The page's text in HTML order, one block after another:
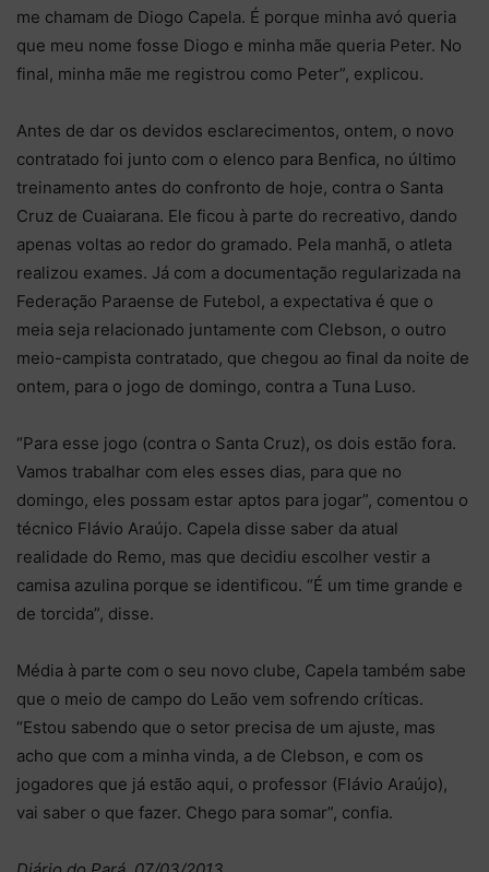
me chamam de Diogo Capela. É porque minha avó queria
que meu nome fosse Diogo e minha mãe queria Peter. No
final, minha mãe me registrou como Peter”, explicou.
Antes de dar os devidos esclarecimentos, ontem, o novo
contratado foi junto com o elenco para Benfica, no último
treinamento antes do confronto de hoje, contra o Santa
Cruz de Cuaiarana. Ele ficou à parte do recreativo, dando
apenas voltas ao redor do gramado. Pela manhã, o atleta
realizou exames. Já com a documentação regularizada na
Federação Paraense de Futebol, a expectativa é que o
meia seja relacionado juntamente com Clebson, o outro
meio-campista contratado, que chegou ao final da noite de
ontem, para o jogo de domingo, contra a Tuna Luso.
“Para esse jogo (contra o Santa Cruz), os dois estão fora.
Vamos trabalhar com eles esses dias, para que no
domingo, eles possam estar aptos para jogar”, comentou o
técnico Flávio Araújo. Capela disse saber da atual
realidade do Remo, mas que decidiu escolher vestir a
camisa azulina porque se identificou. “É um time grande e
de torcida”, disse.
Média à parte com o seu novo clube, Capela também sabe
que o meio de campo do Leão vem sofrendo críticas.
“Estou sabendo que o setor precisa de um ajuste, mas
acho que com a minha vinda, a de Clebson, e com os
jogadores que já estão aqui, o professor (Flávio Araújo),
vai saber o que fazer. Chego para somar”, confia.